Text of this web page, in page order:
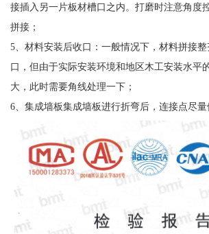
接插入另一片板材槽口之内。打磨时注意角度
拼接；
5、材料安装后收口：一般情况下，材料拼接
口，但由于实际安装环境和地区木工安装水平
大，此时需要角线处理一下；
6、集成墙板集成墙板进行折弯后，连接点尽量